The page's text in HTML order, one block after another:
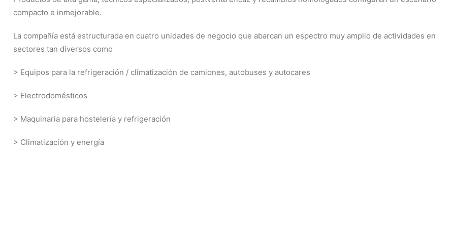
compacto e inmejorable.
La compañía está estructurada en cuatro unidades de negocio que abarcan un espectro muy amplio de actividades en
sectores tan diversos como
> Equipos para la refrigeración / climatización de camiones, autobuses y autocares
> Electrodomésticos
> Maquinaria para hostelería y refrigeración
> Climatización y energía